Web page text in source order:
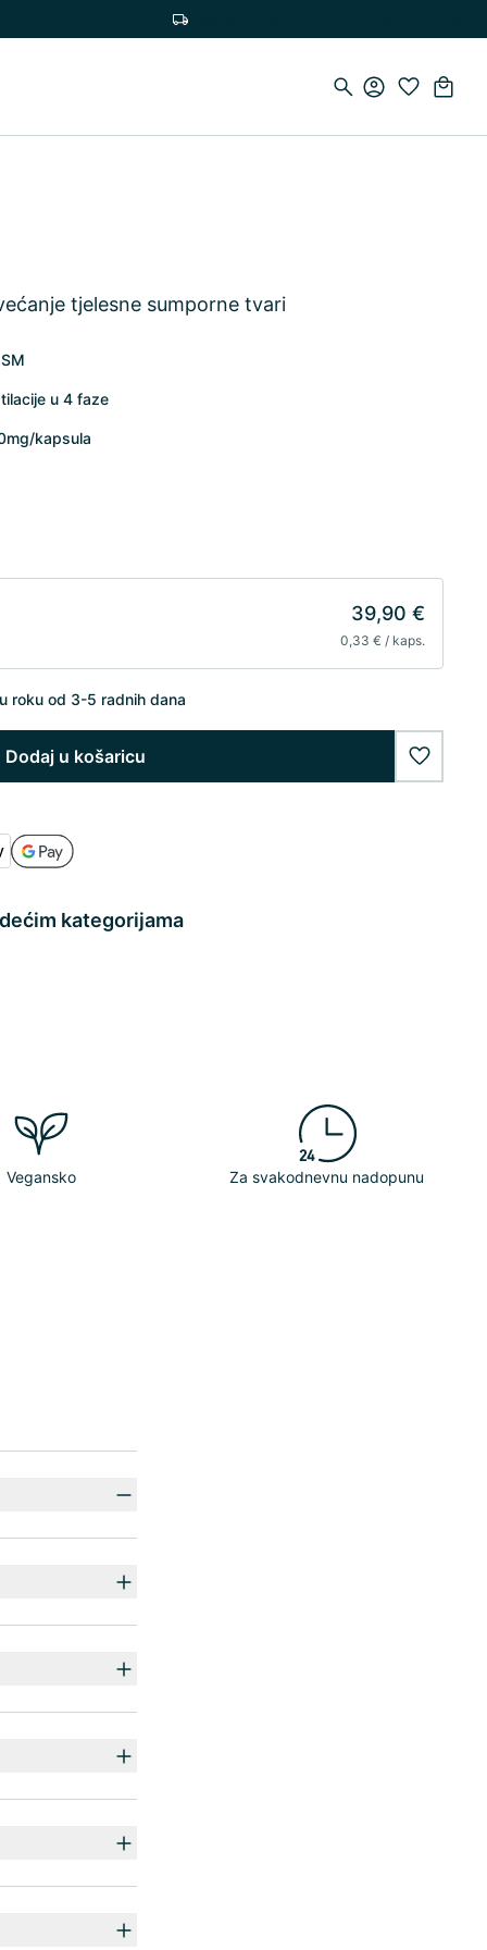
tjelesne sumporne tvari
u 4 faze
kapsula
39,90 €
0,33 € / kaps.
roku od 3-5 radnih dana
Dodaj u košaricu
kategorijama
Vegansko Za svakodnevnu nadopunu